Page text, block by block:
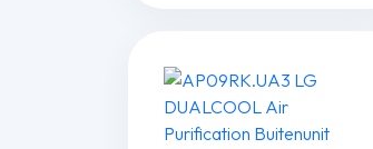
Buitenunit
3,5kW
aantal